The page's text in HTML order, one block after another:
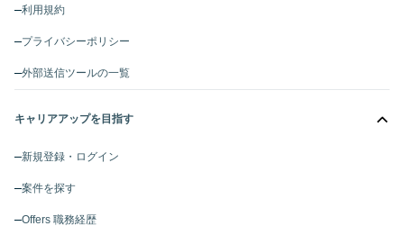
利用規約
プライバシーポリシー
外部送信ツールの一覧
キャリアアップを目指す
新規登録・ログイン
案件を探す
Offers 職務経歴